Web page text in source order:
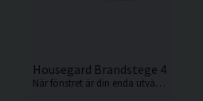
Housegard Brandstege 4.5 Meter
När fönstret är din enda utväg är Housegards utrymningsstege ett bra hjälpmedel.